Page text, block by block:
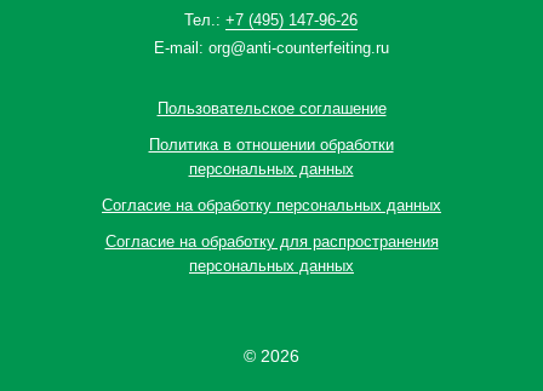
Тел.: +7 (495) 147-96-26
E-mail: org@anti-counterfeiting.ru
© 2026
Согласие на обработку персональных данных
Политика в отношении обработки
персональных данных
Пользовательское соглашение
Согласие на обработку для распространения
персональных данных